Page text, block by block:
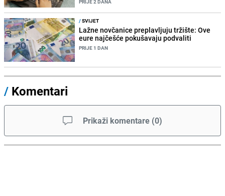
PRIJE 2 DANA
/SVIJET
Lažne novčanice preplavljuju tržište: Ove
eure najčešće pokušavaju podvaliti
PRIJE 1 DAN
/ Komentari
Prikaži komentare (0)